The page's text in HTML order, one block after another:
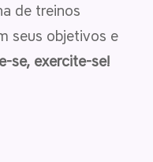
de treinos
seus objetivos e
se, exercite-se!